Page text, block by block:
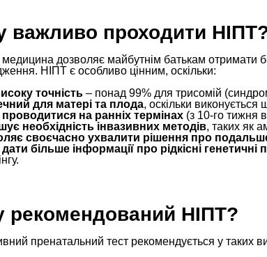
важливо проходити
дозволяє майбутнім батькам отримати
НІПТ є особливо цінним, оскільки:
точність – понад 99% для трисомій
для матері та плода, оскільки виконується
на ранніх термінах (з 10-го тижня
необхідність інвазивних методів, таких як
своєчасно ухвалити рішення про
більше інформації про рідкісні генетичні
рекомендований НІПТ?
пренатальний тест рекомендується у таких